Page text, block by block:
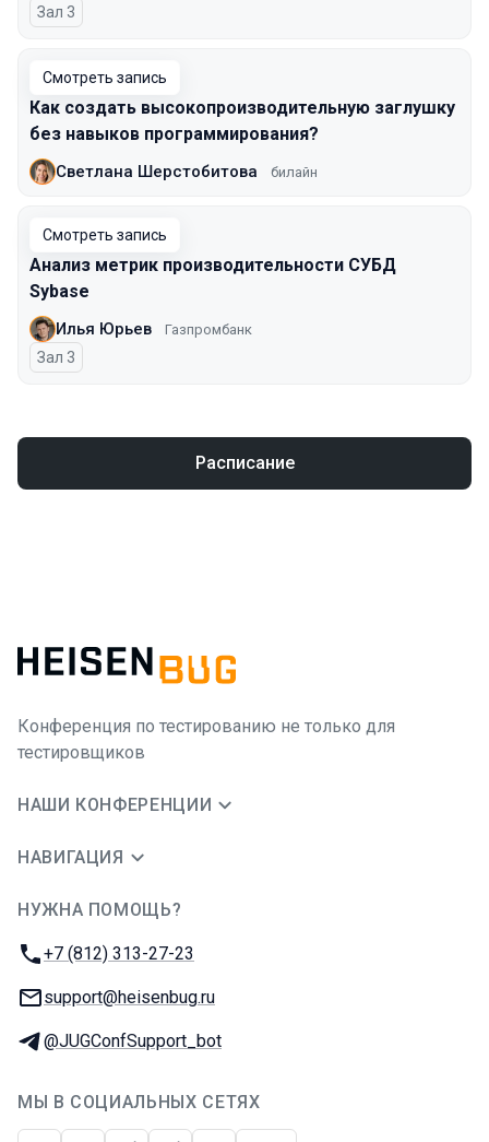
Зал 3
Смотреть запись
Как создать высокопроизводительную заглушку
без навыков программирования?
Светлана Шерстобитова билайн
Смотреть запись
Анализ метрик производительности СУБД
Sybase
Илья Юрьев Газпромбанк
Зал 3
Расписание
Конференция по тестированию не только для
тестировщиков
НАШИ КОНФЕРЕНЦИИ
НАВИГАЦИЯ
НУЖНА ПОМОЩЬ?
Телефон:
+7 (812) 313-27-23
E-mail:
support@heisenbug.ru
Телеграм:
@JUGConfSupport_bot
МЫ В СОЦИАЛЬНЫХ СЕТЯХ